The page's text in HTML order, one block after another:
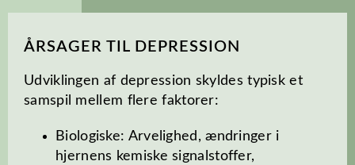
ÅRSAGER TIL DEPRESSION
Udviklingen af depression skyldes typisk et
samspil mellem flere faktorer:
Biologiske: Arvelighed, ændringer i
hjernens kemiske signalstoffer,